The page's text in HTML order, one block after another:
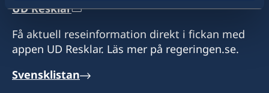
UD Resklar
Få aktuell reseinformation direkt i fickan med
appen UD Resklar. Läs mer på regeringen.se.
Svensklistan